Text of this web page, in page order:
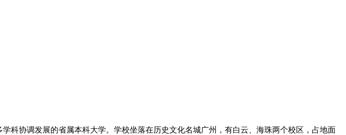
科协调发展的省属本科大学。学校坐落在历史文化名城广州，有白云、海珠两个校区，占地面